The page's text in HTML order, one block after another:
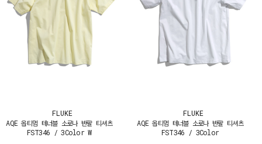
FLUKE
AQE 옵티멈 테너블 소로나 반팔 티셔츠
FST346 / 3Color W
FLUKE
AQE 옵티멈 테너블 소로나 반팔 티셔츠
FST346 / 3Color